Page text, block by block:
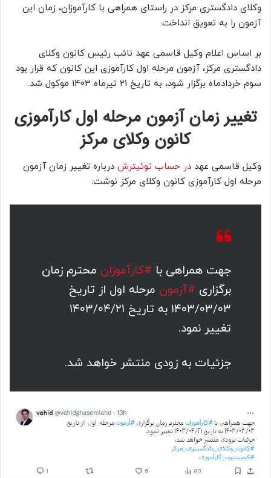
وکلای دادگستری مرکز در راستای همراهی با کارآموزان، زمان این
آزمون را به تعویق انداخت.
بر اساس اعلام وکیل قاسمی عهد نائب رئیس کانون وکلای
دادگستری مرکز، آزمون مرحله اول کارآموزی این کانون که قرار بود
سوم خردادماه برگزار شود، به تاریخ 21 تیرماه 1403 موکول شد.
تغییر زمان آزمون مرحله اول کارآموزی
کانون وکلای مرکز
وکیل قاسمی عهد در حساب توئیترش درباره تغییر زمان آزمون
مرحله اول کارآموزی کانون وکلای مرکز نوشت:
جهت همراهی با #کارآموزان محترم زمان
برگزاری #آزمون مرحله اول از تاریخ
۱۴۰۳/۰۳/۰۳ به تاریخ ۱۴۰۳/۰۴/۲۱
تغییر نمود.
جزئیات به زودی منتشر خواهد شد.